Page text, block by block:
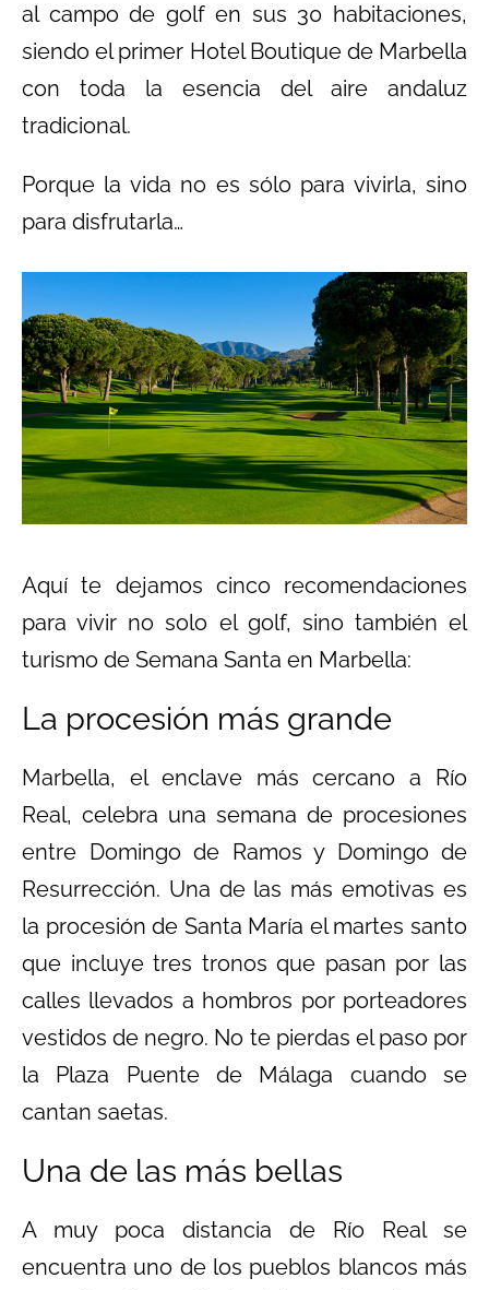
al campo de golf en sus 30 habitaciones,
siendo el primer Hotel Boutique de Marbella
con toda la esencia del aire andaluz
tradicional.
Porque la vida no es sólo para vivirla, sino
para disfrutarla…
Aquí te dejamos cinco recomendaciones
para vivir no solo el golf, sino también el
turismo de Semana Santa en Marbella:
La procesión más grande
Marbella, el enclave más cercano a Río
Real, celebra una semana de procesiones
entre Domingo de Ramos y Domingo de
Resurrección. Una de las más emotivas es
la procesión de Santa María el martes santo
que incluye tres tronos que pasan por las
calles llevados a hombros por porteadores
vestidos de negro. No te pierdas el paso por
la Plaza Puente de Málaga cuando se
cantan saetas.
Una de las más bellas
A muy poca distancia de Río Real se
encuentra uno de los pueblos blancos más